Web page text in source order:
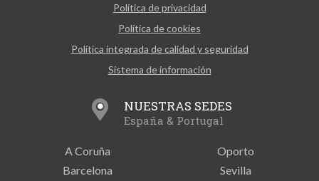
Política de privacidad
Política de cookies
Política integrada de calidad y seguridad
Sistema de información
NUESTRAS SEDES
España & Portugal
A Coruña
Barcelona
Oporto
Sevilla